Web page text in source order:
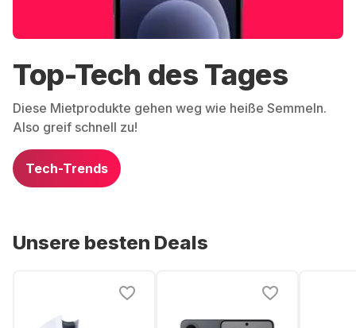
Top-Tech des Tages
Diese Mietprodukte gehen weg wie heiße Semmeln.
Also greif schnell zu!
Tech-Trends
Unsere besten Deals